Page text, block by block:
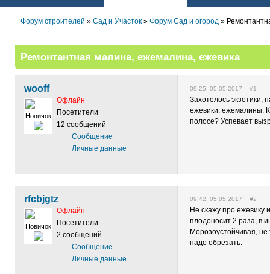
Форум строителей » Сад и Участок » Форум Сад и огород »
Ремонтантная малина, ежемалина, ежевика
wooff
Новичок
Офлайн
Посетители
12 сообщений
Сообщение
Личные данные
09:25, 05.05.2017 #1
Захотелось экзотики,
ежевики, ежемалины.
полосе? Успевает
rfcbjgtz
Новичок
Офлайн
Посетители
2 сообщений
Сообщение
Личные данные
09:42, 05.05.2017 #2
Не скажу про ежевику
плодоносит 2 раза, в
Морозоустойчивая, не
надо обрезать.